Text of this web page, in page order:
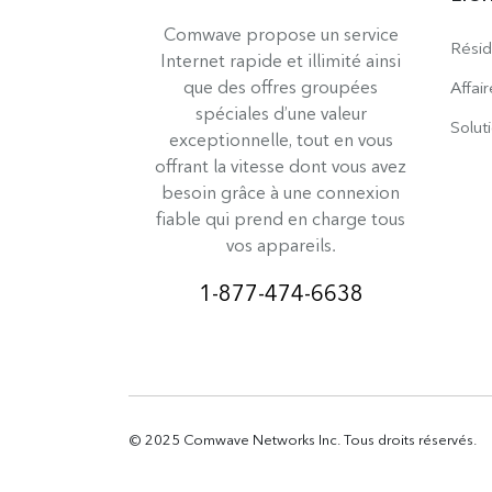
Comwave propose un service
Internet rapide et illimité ainsi
que des offres groupées
spéciales d’une valeur
exceptionnelle, tout en vous
offrant la vitesse dont vous avez
besoin grâce à une connexion
fiable qui prend en charge tous
vos appareils.
1-877-474-6638
© 2025 Comwave Networks Inc. Tous droits réservés.